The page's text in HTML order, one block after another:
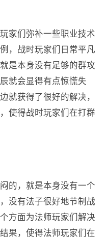
家们弥补一些职业技术
，战时玩家们日常平凡
是本身没有足够的群攻
就会显得有点惊慌失
就获得了很好的解决，
使得战时玩家们在打群
的，就是本身没有一个
没有法子很好地节制战
方面为法师玩家们解决
果，使得法师玩家们在